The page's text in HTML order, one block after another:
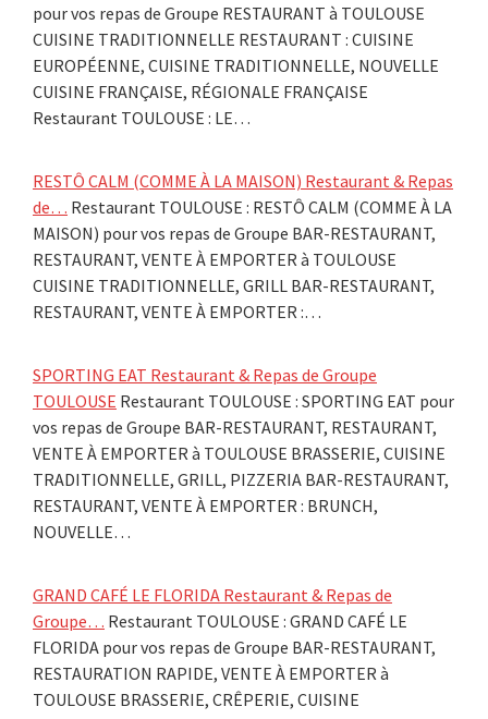
pour vos repas de Groupe RESTAURANT à TOULOUSE
CUISINE TRADITIONNELLE RESTAURANT : CUISINE
EUROPÉENNE, CUISINE TRADITIONNELLE, NOUVELLE
CUISINE FRANÇAISE, RÉGIONALE FRANÇAISE
Restaurant TOULOUSE : LE…
RESTÔ CALM (COMME À LA MAISON) Restaurant & Repas
de… Restaurant TOULOUSE : RESTÔ CALM (COMME À LA
MAISON) pour vos repas de Groupe BAR-RESTAURANT,
RESTAURANT, VENTE À EMPORTER à TOULOUSE
CUISINE TRADITIONNELLE, GRILL BAR-RESTAURANT,
RESTAURANT, VENTE À EMPORTER :…
SPORTING EAT Restaurant & Repas de Groupe
TOULOUSE Restaurant TOULOUSE : SPORTING EAT pour
vos repas de Groupe BAR-RESTAURANT, RESTAURANT,
VENTE À EMPORTER à TOULOUSE BRASSERIE, CUISINE
TRADITIONNELLE, GRILL, PIZZERIA BAR-RESTAURANT,
RESTAURANT, VENTE À EMPORTER : BRUNCH,
NOUVELLE…
GRAND CAFÉ LE FLORIDA Restaurant & Repas de
Groupe… Restaurant TOULOUSE : GRAND CAFÉ LE
FLORIDA pour vos repas de Groupe BAR-RESTAURANT,
RESTAURATION RAPIDE, VENTE À EMPORTER à
TOULOUSE BRASSERIE, CRÊPERIE, CUISINE